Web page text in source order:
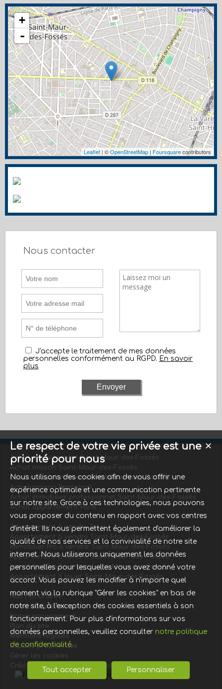
+
-
Leaflet| ©OpenStreetMap | Foursquarecontributors
Nous contacter
J'accepte le traitement de mes données
personnelles conformément au RGPD. En savoir
plus
Achat appartement Saint-Maur-des-Fossés
Achat maison Saint-Maur-des-Fossés
Location appartement Saint-Maur-des-Fossés
Achat maison Pontcarré
Achat immobilier professionnel Saint-Maur-des-Fossés
Achat appartement Paris
Appartement à vendre Paris
Appartement à vendre Saint-Maur-des-Fossés
Immobilier Pro à vendre Saint-Maur-des-Fossés
Appartement à vendre Saint-Maur-des-Fossés
Immobilier Pro à vendre Saint-Maur-des-Fossés
Appartement à louer Saint-Maur-des-Fossés
Nos Honoraires
Offre complète
Notre engagement
Plan du site
Mentions légales
Espace propriétaire
Gérer les cookies
Création site internet immobilier
✕
Le respect de votre vie privée est une
priorité pour nous
Nous utilisons des cookies afin de vous offrir une
expérience optimale et une communication pertinente
sur notre site. Grace à ces technologies, nous pouvons
vous proposer du contenu en rapport avec vos centres
d'intérêt. Ils nous permettent également d'améliorer la
qualité de nos services et la convivialité de notre site
internet. Nous utiliserons uniquement les données
personnelles pour lesquelles vous avez donné votre
accord. Vous pouvez les modifier à n'importe quel
moment via la rubrique "Gérer les cookies" en bas de
notre site, à l'exception des cookies essentiels à son
fonctionnement. Pour plus d'informations sur vos
données personnelles, veuillez consulter notre politique
de confidentialité.
Tout accepter Personnaliser